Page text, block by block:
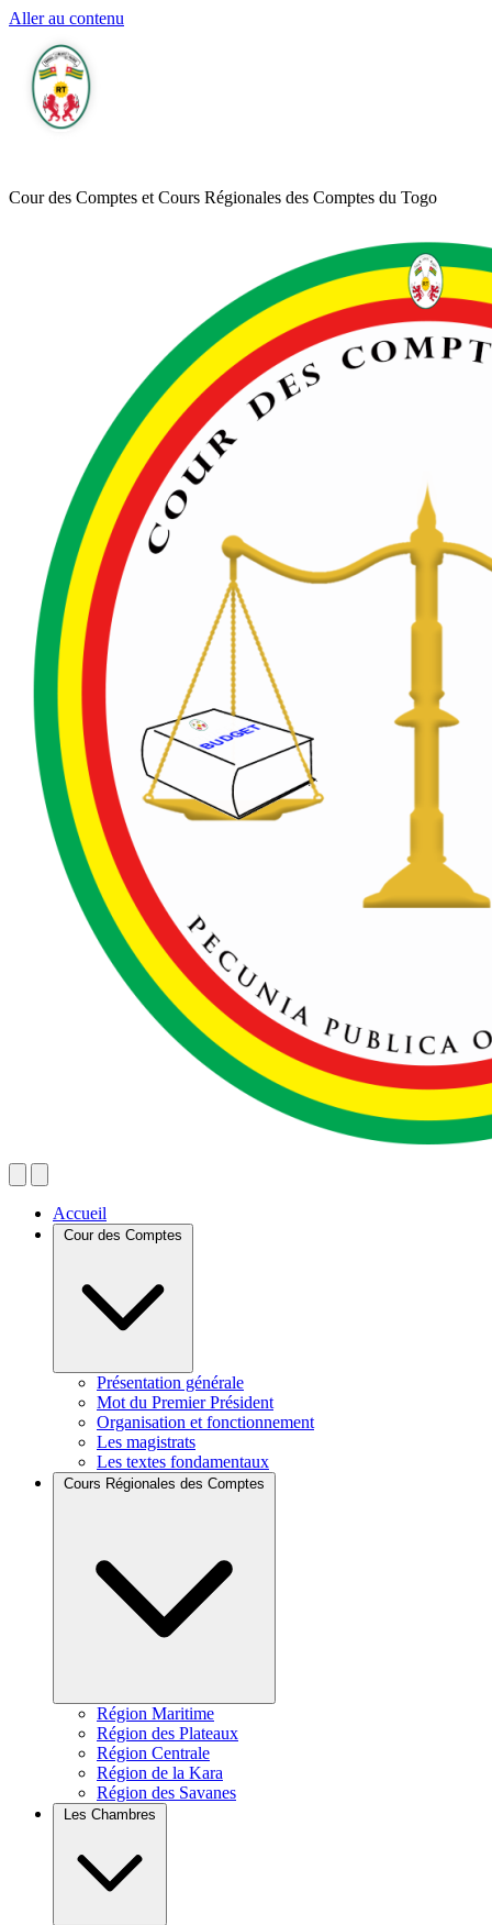
Aller au contenu
Cour des Comptes et Cours Régionales des Comptes du Togo
Accueil
Présentation générale
Mot du Premier Président
Organisation et fonctionnement
Les magistrats
Les textes fondamentaux
Région Maritime
Région des Plateaux
Région Centrale
Région de la Kara
Région des Savanes